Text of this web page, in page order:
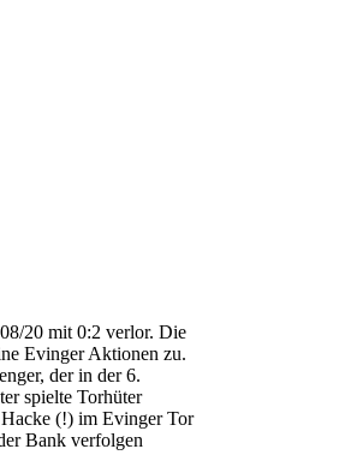
20 mit 0:2 verlor. Die
Evinger Aktionen zu.
der in der 6.
spielte Torhüter
Hacke (!) im Evinger Tor
Bank verfolgen